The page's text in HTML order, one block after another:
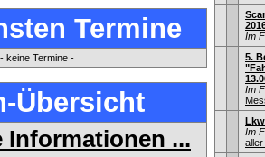
Termine
- keine Termine -
Übersicht
Informationen ...
Im
5.
Im
Im
aller